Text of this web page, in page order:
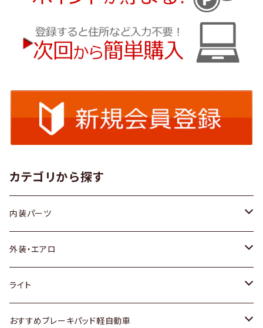
カテゴリから探す
内装パーツ
トヨタ
ホンダ
スズキ
外装・エアロ
トヨタ
ホンダ
ライト
トヨタ
おすすめブレーキパッド軽自動車